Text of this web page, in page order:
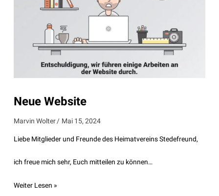
Neue Website
Marvin Wolter Mai 15, 2024
Liebe Mitglieder und Freunde des Heimatvereins Stedefreund,
ich freue mich sehr, Euch mitteilen zu können…
Weiter Lesen »